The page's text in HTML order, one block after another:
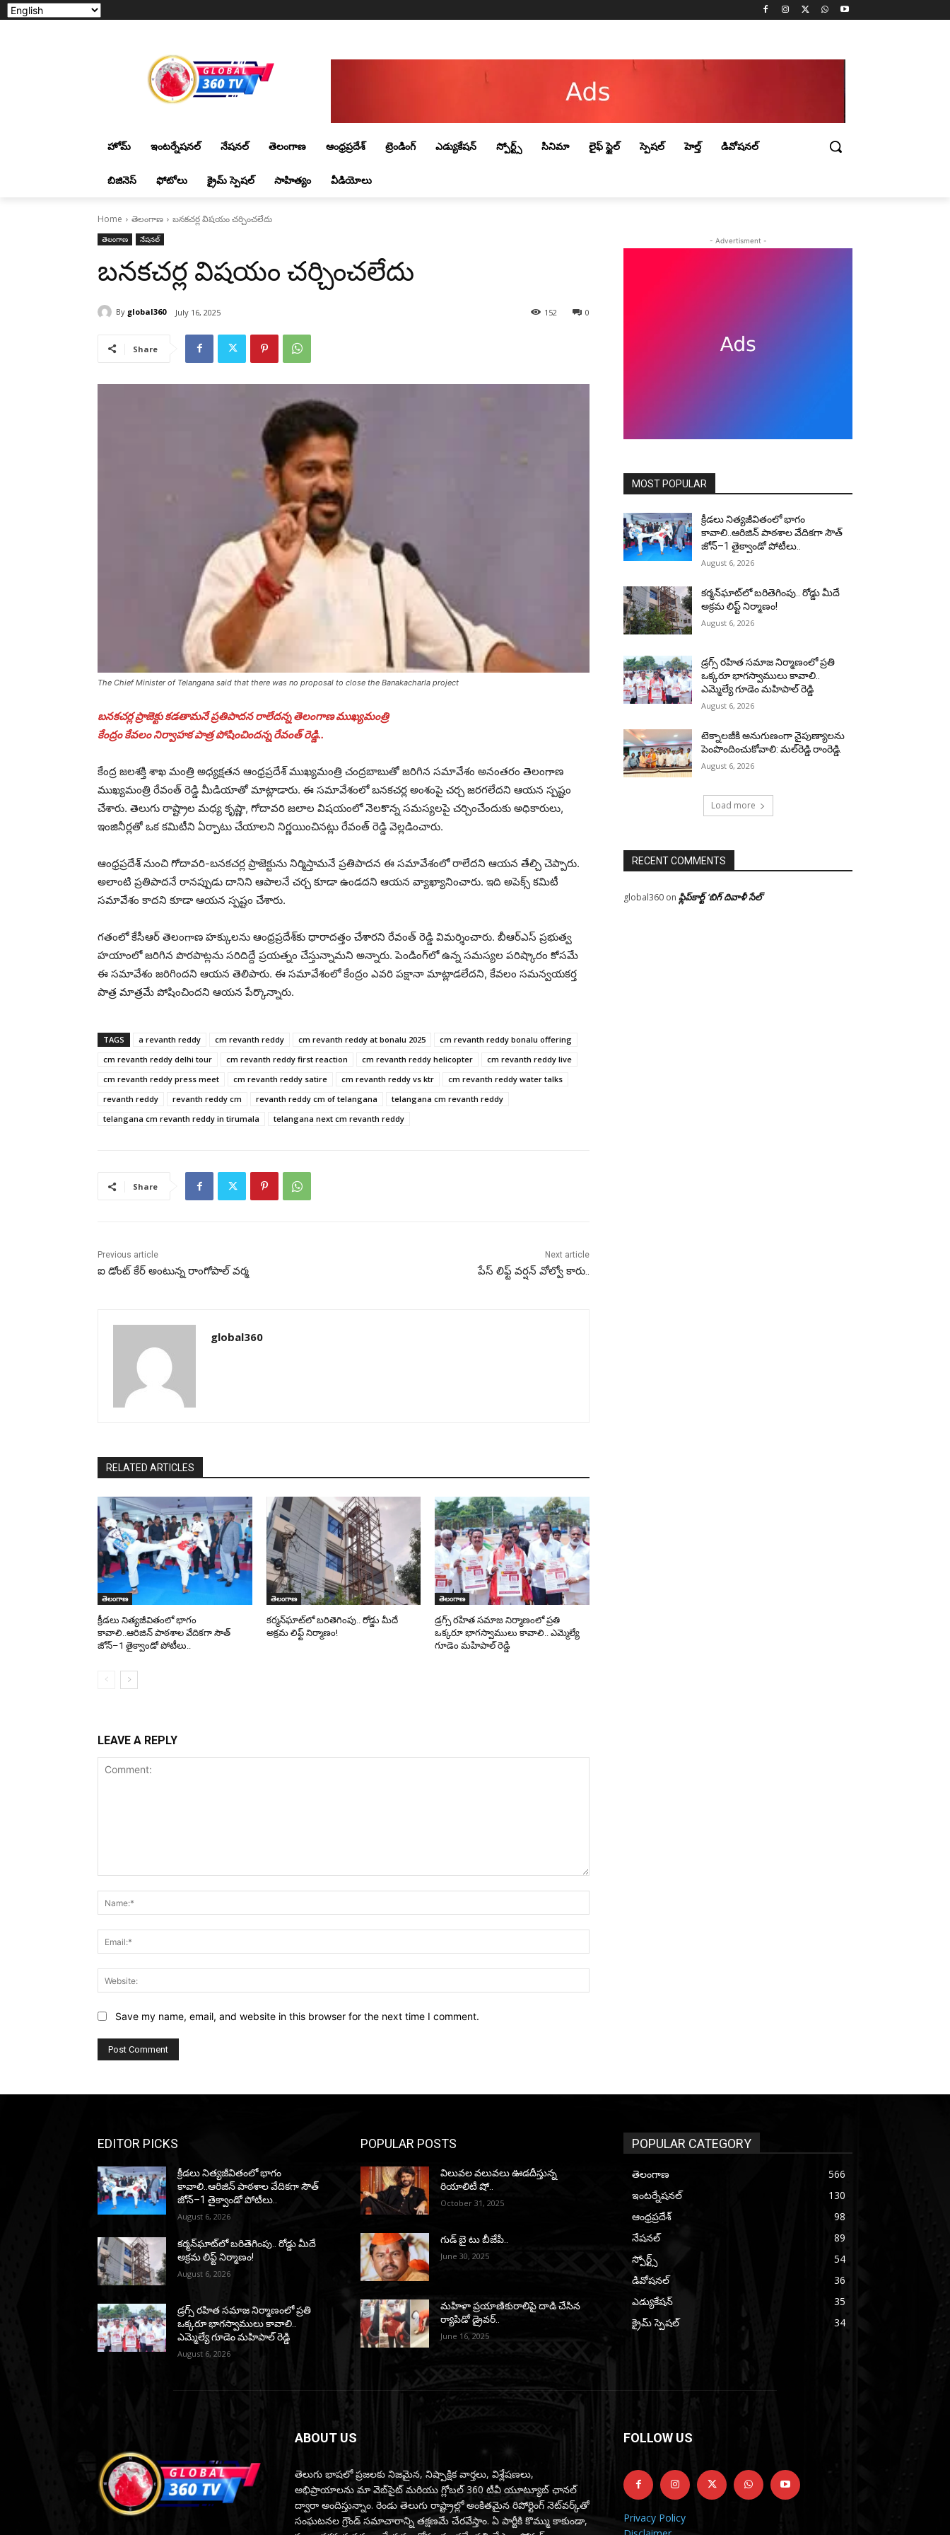
హోమ్ ఇంటర్నేషనల్ నేషనల్ తెలంగాణ ఆంధ్రప్రదేశ్ ట్రెండింగ్‌ ఎడ్యుకేషన్ స్పోర్ట్స్ సినిమా లైఫ్ స్టైల్ స్పెషల్ హెల్త్ డివోషనల్
బిజినెస్ ఫోటోలు క్రైమ్ స్పెషల్ సాహిత్యం వీడియోలు
Home తెలంగాణ బనకచర్ల విషయం చర్చించలేదు
తెలంగాణ నేషనల్
బనకచర్ల విషయం చర్చించలేదు
By global360 July 16, 2025 0
152
Share
The Chief Minister of Telangana said that there was no proposal to close the Banakacharla project
బనకచర్ల ప్రాజెక్టు కడతామనే ప్రతిపాదన రాలేదన్న తెలంగాణ ముఖ్యమంత్రి
కేంద్రం కేవలం నిర్వాహక పాత్ర పోషించిందన్న రేవంత్ రెడ్డి..
కేంద్ర జలశక్తి శాఖ మంత్రి అధ్యక్షతన ఆంధ్రప్రదేశ్ ముఖ్యమంత్రి చంద్రబాబుతో జరిగిన సమావేశం అనంతరం తెలంగాణ
ముఖ్యమంత్రి రేవంత్ రెడ్డి మీడియాతో మాట్లాడారు. ఈ సమావేశంలో బనకచర్ల అంశంపై చర్చ జరగలేదని ఆయన స్పష్టం
చేశారు. తెలుగు రాష్ట్రాల మధ్య కృష్ణా, గోదావరి జలాల విషయంలో నెలకొన్న సమస్యలపై చర్చించేందుకు అధికారులు,
ఇంజినీర్లతో ఒక కమిటీని ఏర్పాటు చేయాలని నిర్ణయించినట్లు రేవంత్ రెడ్డి వెల్లడించారు.
ఆంధ్రప్రదేశ్ నుంచి గోదావరి-బనకచర్ల ప్రాజెక్టును నిర్మిస్తామనే ప్రతిపాదన ఈ సమావేశంలో రాలేదని ఆయన తేల్చి చెప్పారు.
అలాంటి ప్రతిపాదనే రానప్పుడు దానిని ఆపాలనే చర్చ కూడా ఉండదని ఆయన వ్యాఖ్యానించారు. ఇది అపెక్స్ కమిటీ
సమావేశం కాదని కూడా ఆయన స్పష్టం చేశారు.
గతంలో కేసీఆర్ తెలంగాణ హక్కులను ఆంధ్రప్రదేశ్‌కు ధారాదత్తం చేశారని రేవంత్ రెడ్డి విమర్శించారు. బీఆర్ఎస్ ప్రభుత్వ
హయాంలో జరిగిన పొరపాట్లను సరిదిద్దే ప్రయత్నం చేస్తున్నామని అన్నారు. పెండింగ్‌లో ఉన్న సమస్యల పరిష్కారం కోసమే
ఈ సమావేశం జరిగిందని ఆయన తెలిపారు. ఈ సమావేశంలో కేంద్రం ఎవరి పక్షానా మాట్లాడలేదని, కేవలం సమన్వయకర్త
పాత్ర మాత్రమే పోషించిందని ఆయన పేర్కొన్నారు.
TAGS a revanth reddy cm revanth reddy cm revanth reddy at bonalu 2025
cm revanth reddy bonalu offering
cm revanth reddy delhi tour
cm revanth reddy first reaction cm revanth reddy helicopter
cm revanth reddy live
cm revanth reddy press meet
cm revanth reddy satire cm revanth reddy vs ktr
cm revanth reddy water talks
revanth reddy
revanth reddy cm revanth reddy cm of telangana
telangana cm revanth reddy
telangana cm revanth reddy in tirumala
telangana next cm revanth reddy
Share
Previous article
ఐ డోంట్ కేర్ అంటున్న రాంగోపాల్ వర్మ
Next article
పేస్ లిఫ్ట్ వర్షన్ వోల్వో కారు..
global360
RELATED ARTICLES
తెలంగాణ
క్రీడలు నిత్యజీవితంలో భాగం
కావాలి..ఆరిజిన్ పాఠశాల వేదికగా సౌత్
జోన్–1 తైక్వాండో పోటీలు..
తెలంగాణ
కర్మన్‌ఘాట్‌లో బరితెగింపు.. రోడ్డు మీదే
అక్రమ లిఫ్ట్ నిర్మాణం!
తెలంగాణ
డ్రగ్స్ రహిత సమాజ నిర్మాణంలో ప్రతి
ఒక్కరూ భాగస్వాములు కావాలి.. ఎమ్మెల్యే
గూడెం మహిపాల్ రెడ్డి
LEAVE A REPLY
Save my name, email, and website in this browser for the next time I comment.
- Advertisment -
MOST POPULAR
క్రీడలు నిత్యజీవితంలో భాగం
కావాలి..ఆరిజిన్ పాఠశాల వేదికగా సౌత్
జోన్–1 తైక్వాండో పోటీలు..
August 6, 2026
కర్మన్‌ఘాట్‌లో బరితెగింపు.. రోడ్డు మీదే
అక్రమ లిఫ్ట్ నిర్మాణం!
August 6, 2026
డ్రగ్స్ రహిత సమాజ నిర్మాణంలో ప్రతి
ఒక్కరూ భాగస్వాములు కావాలి..
ఎమ్మెల్యే గూడెం మహిపాల్ రెడ్డి
August 6, 2026
టెక్నాలజీకి అనుగుణంగా నైపుణ్యాలను
పెంపొందించుకోవాలి: మల్‌రెడ్డి రాంరెడ్డి.
August 6, 2026
Load more
RECENT COMMENTS
global360 on ఫ్లిప్‌కార్ట్ ‘బిగ్ దివాళీ సేల్’
EDITOR PICKS
క్రీడలు నిత్యజీవితంలో భాగం
కావాలి..ఆరిజిన్ పాఠశాల వేదికగా సౌత్
జోన్–1 తైక్వాండో పోటీలు..
August 6, 2026
కర్మన్‌ఘాట్‌లో బరితెగింపు.. రోడ్డు మీదే
అక్రమ లిఫ్ట్ నిర్మాణం!
August 6, 2026
డ్రగ్స్ రహిత సమాజ నిర్మాణంలో ప్రతి
ఒక్కరూ భాగస్వాములు కావాలి..
ఎమ్మెల్యే గూడెం మహిపాల్ రెడ్డి
August 6, 2026
POPULAR POSTS
విలువల వలువలు ఊడదీస్తున్న
రియాలిటీ షో..
October 31, 2025
గుడ్ బై టు బీజేపీ..
June 30, 2025
మహిళా ప్రయాణికురాలిపై దాడి చేసిన
ర్యాపిడో డ్రైవర్‌..
June 16, 2025
POPULAR CATEGORY
తెలంగాణ
566
ఇంటర్నేషనల్
130
ఆంధ్రప్రదేశ్
98
నేషనల్
89
స్పోర్ట్స్
54
డివోషనల్
36
ఎడ్యుకేషన్
35
క్రైమ్ స్పెషల్
34
ABOUT US
తెలుగు భాషలో ప్రజలకు నిజమైన, నిష్పాక్షిక వార్తలు, విశ్లేషణలు,
అభిప్రాయాలను మా వెబ్‌సైట్ మరియు గ్లోబల్ 360 టీవీ యూట్యూబ్ ఛానల్
ద్వారా అందిస్తున్నాం. రెండు తెలుగు రాష్ట్రాల్లో అంకితమైన రిపోర్టింగ్ నెట్‌వర్క్‌తో
సంఘటనల గ్రౌండ్ సమాచారాన్ని తక్షణమే చేరవేస్తాం. ఏ పార్టీకి కొమ్ము కాకుండా,
FOLLOW US
Privacy Policy